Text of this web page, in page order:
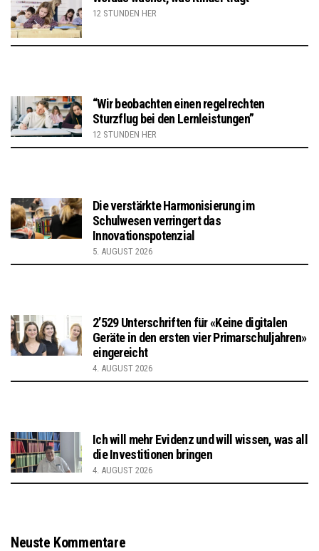
12 STUNDEN HER
“Wir beobachten einen regelrechten
Sturzflug bei den Lernleistungen”
12 STUNDEN HER
Die verstärkte Harmonisierung im
Schulwesen verringert das
Innovationspotenzial
5. AUGUST 2026
2’529 Unterschriften für «Keine digitalen
Geräte in den ersten vier Primarschuljahren»
eingereicht
4. AUGUST 2026
Ich will mehr Evidenz und will wissen, was all
die Investitionen bringen
4. AUGUST 2026
Neuste Kommentare